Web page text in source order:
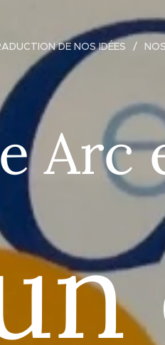
DE NOS IDÉES
Arc